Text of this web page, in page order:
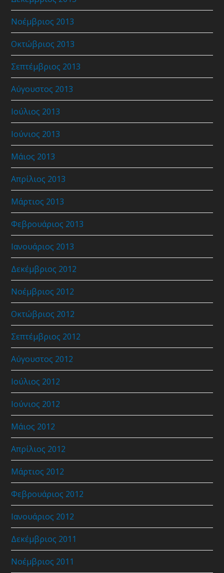
Νοέμβριος 2013
Οκτώβριος 2013
Σεπτέμβριος 2013
Αύγουστος 2013
Ιούλιος 2013
Ιούνιος 2013
Μάιος 2013
Απρίλιος 2013
Μάρτιος 2013
Φεβρουάριος 2013
Ιανουάριος 2013
Δεκέμβριος 2012
Νοέμβριος 2012
Οκτώβριος 2012
Σεπτέμβριος 2012
Αύγουστος 2012
Ιούλιος 2012
Ιούνιος 2012
Μάιος 2012
Απρίλιος 2012
Μάρτιος 2012
Φεβρουάριος 2012
Ιανουάριος 2012
Δεκέμβριος 2011
Νοέμβριος 2011